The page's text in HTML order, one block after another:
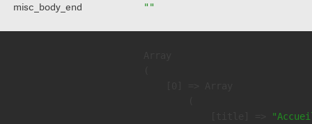
misc_body_end ""